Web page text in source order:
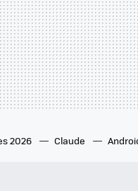
2026 Claude